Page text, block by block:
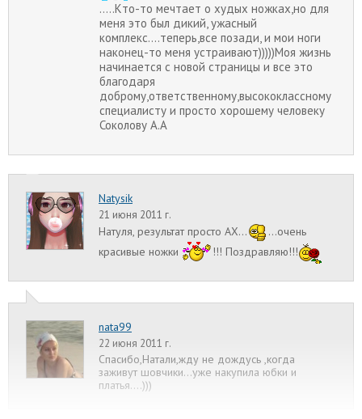
.....Кто-то мечтает о худых ножках,но для
меня это был дикий, ужасный
комплекс....теперь,все позади, и мои ноги
наконец-то меня устраивают)))))Моя жизнь
начинается с новой страницы и все это
благодаря
доброму,ответственному,высококлассному
специалисту и просто хорошему человеку
Соколову А.А
Natysik
21 июня 2011 г.
Натуля, результат просто АХ...
...очень
красивые ножки
!!! Поздравляю!!!
nata99
22 июня 2011 г.
Спасибо,Натали,жду не дождусь ,когда
заживут шовчики...уже накупила юбки и
платья....)))